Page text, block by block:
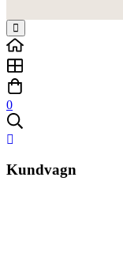
0
Kundvagn